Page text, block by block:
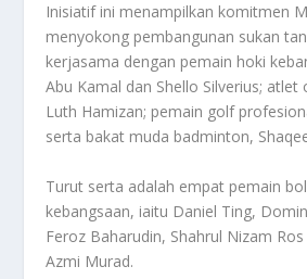
Inisiatif ini menampilkan komitmen
menyokong pembangunan sukan
kerjasama dengan pemain hoki
Abu Kamal dan Shello Silverius; atlet
Luth Hamizan; pemain golf
serta bakat muda badminton,
Turut serta adalah empat pemain
kebangsaan, iaitu Daniel Ting,
Feroz Baharudin, Shahrul Nizam
Azmi Murad.